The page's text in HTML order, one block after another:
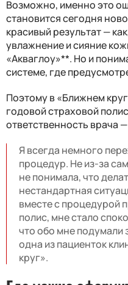
Возможно, именно это
становится сегодня
красивый результат —
увлажнение и сияние
«Акваглоу»**. Но и
системе, где
Поэтому в «Ближнем
годовой страховой
ответственность врача
Я всегда немного
процедур. Не из-за
не понимала, что
нестандартная
вместе с процедурой
полис, мне стало
что обо мне подумали
одна из пациенток
круг».